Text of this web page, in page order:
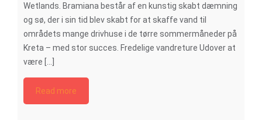
Wetlands. Bramiana består af en kunstig skabt dæmning
og sø, der i sin tid blev skabt for at skaffe vand til
områdets mange drivhuse i de tørre sommermåneder på
Kreta – med stor succes. Fredelige vandreture Udover at
være [...]
Read more